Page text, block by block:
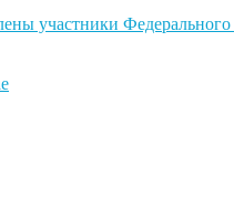
участники